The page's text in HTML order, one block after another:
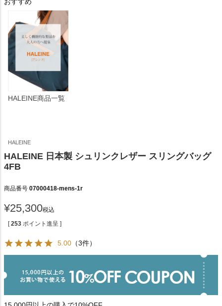
HALEINE商品一覧
HALEINE
HALEINE 日本製 シュリンクレザー スリングバッグ
4FB
商品番号 07000418-mens-1r
¥25,300税込
[ 253 ポイント進呈 ]
5.00 （3件）